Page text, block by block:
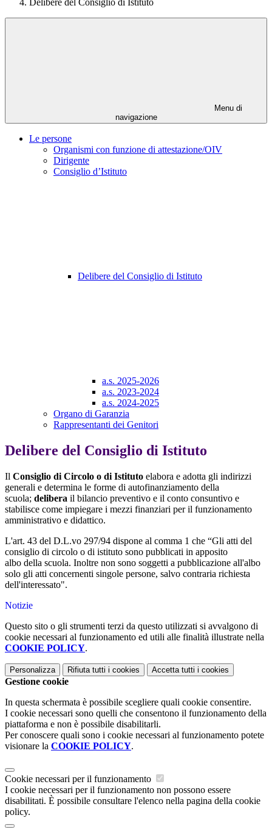
Delibere del Consiglio di Istituto
Menu di
navigazione
Le persone
Organismi con funzione di attestazione/OIV
Dirigente
Consiglio d’Istituto
Delibere del Consiglio di Istituto
a.s. 2025-2026
a.s. 2023-2024
a.s. 2024-2025
Organo di Garanzia
Rappresentanti dei Genitori
Delibere del Consiglio di Istituto
Il Consiglio di Circolo o di Istituto elabora e adotta gli indirizzi
generali e determina le forme di autofinanziamento della
scuola; delibera il bilancio preventivo e il conto consuntivo e
stabilisce come impiegare i mezzi finanziari per il funzionamento
amministrativo e didattico.
L'art. 43 del D.L.vo 297/94 dispone al comma 1 che “Gli atti del
consiglio di circolo o di istituto sono pubblicati in apposito
albo della scuola. Inoltre non sono soggetti a pubblicazione all'albo
solo gli atti concernenti singole persone, salvo contraria richiesta
dell'interessato".
Notizie
Questo sito o gli strumenti terzi da questo utilizzati si avvalgono di
cookie necessari al funzionamento ed utili alle finalità illustrate nella
COOKIE POLICY.
Personalizza Rifiuta tutti i cookies Accetta tutti i cookies
Gestione cookie
In questa schermata è possibile scegliere quali cookie consentire.
I cookie necessari sono quelli che consentono il funzionamento della
piattaforma e non è possibile disabilitarli.
Per conoscere quali sono i cookie necessari al funzionamento potete
visionare la COOKIE POLICY.
Cookie necessari per il funzionamento
I cookie necessari per il funzionamento non possono essere
disabilitati. È possibile consultare l'elenco nella pagina della cookie
policy.